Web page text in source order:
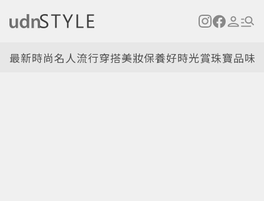
最新時尚名人流行穿搭美妝保養好時光賞珠寶品味